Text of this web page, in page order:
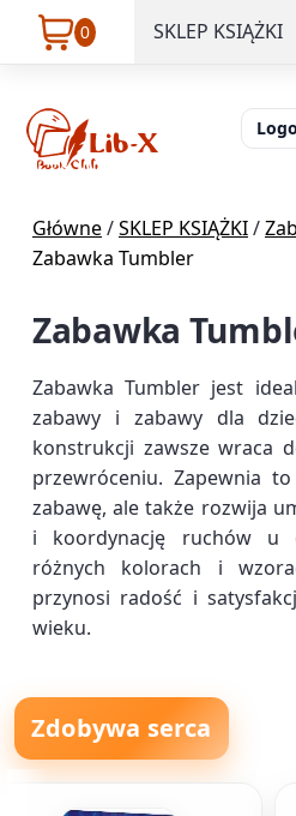
0 SKLEP KSIĄŻKI
Główne/SKLEP KSIĄŻKI/
Zabawka Tumbler
Zabawka
Zabawka Tumbler jest
zabawy i zabawy dla
konstrukcji zawsze wraca
przewróceniu. Zapewnia
zabawę, ale także rozwija
i koordynację ruchów u
różnych kolorach i
przynosi radość i
wieku.
Zdobywa serca